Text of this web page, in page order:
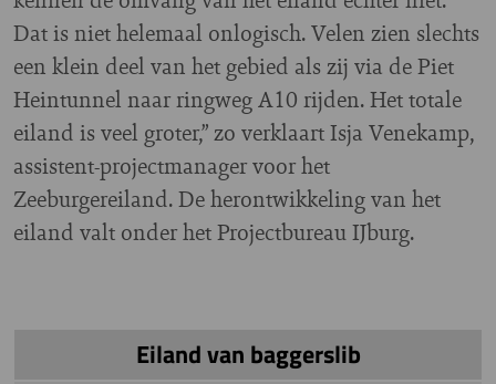
Dat is niet helemaal onlogisch. Velen zien slechts
een klein deel van het gebied als zij via de Piet
Heintunnel naar ringweg A10 rijden. Het totale
eiland is veel groter,” zo verklaart Isja Venekamp,
assistent-projectmanager voor het
Zeeburgereiland. De herontwikkeling van het
eiland valt onder het Projectbureau IJburg.
Eiland van baggerslib